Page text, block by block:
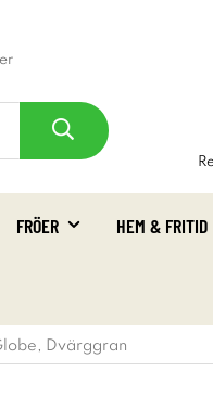
FRÖER HEM & FRITID
Dvärggran